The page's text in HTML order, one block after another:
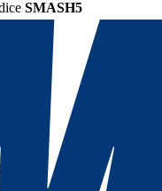
SMASH5